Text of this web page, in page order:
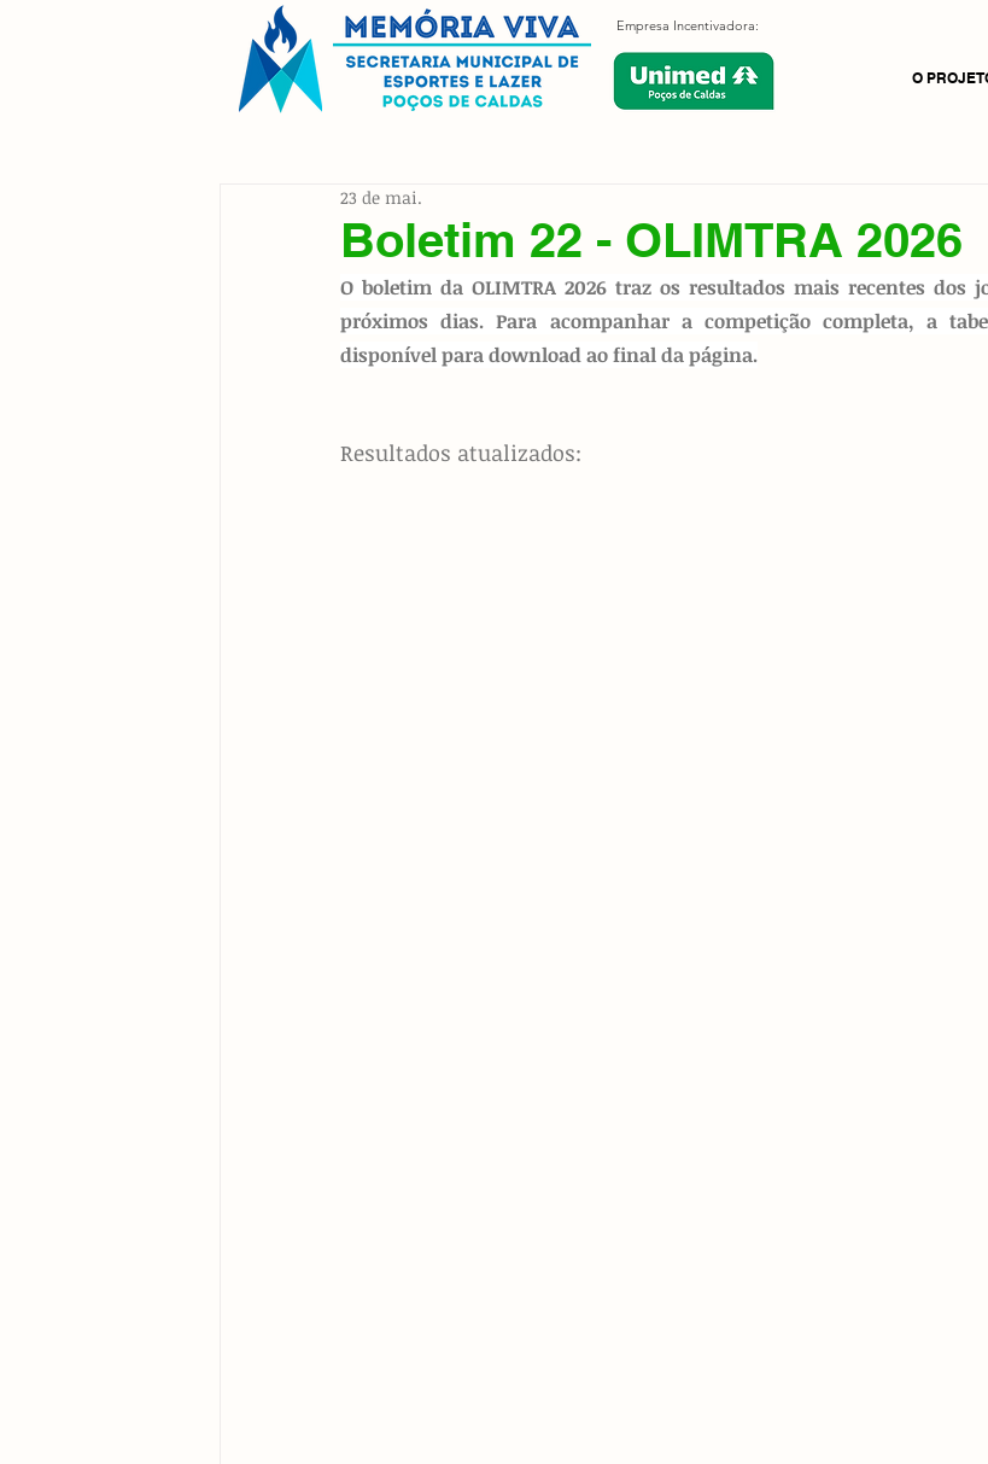
Empresa Incentivadora:
O
Boletim 22 - OLIMTRA 2026
23 de mai.
O boletim da OLIMTRA 2026 traz os resultados mais recentes dos
próximos dias. Para acompanhar a competição completa, a
disponível para download ao final da página.
Resultados atualizados: